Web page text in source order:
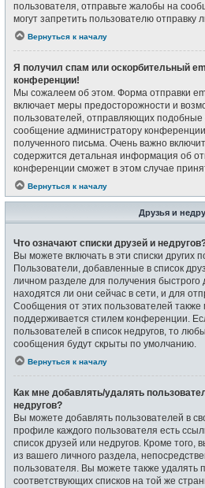
пользователя, отправьте жалобы на
могут запретить пользователю отправку
Вернуться к началу
Я получил спам или оскорбительный
конференции!
Мы сожалеем об этом. Форма отправки
включает меры предосторожности и
пользователей, отправляющих
сообщение администратору
полученного письма. Очень важно
содержится детальная информация об
конференции сможет в этом случае
Вернуться к началу
Друзья и
Что означают списки друзей и
Вы можете включать в эти списки других
Пользователи, добавленные в список
личном разделе для получения быстрого
находятся ли они сейчас в сети, и для
Сообщения от этих пользователей также
поддерживается стилем конференции.
пользователей в список недругов, то
сообщения будут скрыты по умолчанию.
Вернуться к началу
Как мне добавлять/удалять
недругов?
Вы можете добавлять пользователей в
профиле каждого пользователя есть
список друзей или недругов. Кроме того,
из вашего личного раздела,
пользователя. Вы можете также удалять
соответствующих списков на той же